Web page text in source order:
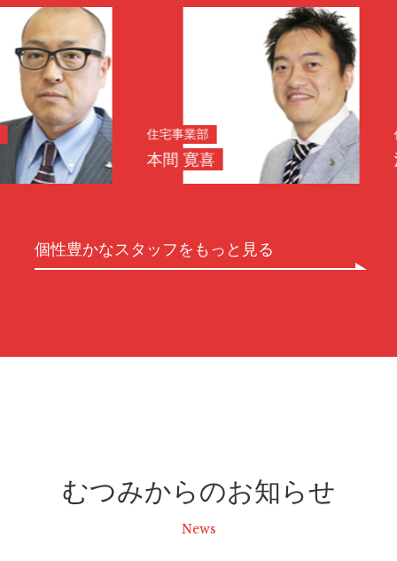
住宅事業部
本間 寛喜
住宅事業
浅野 正
個性豊かなスタッフをもっと見る
むつみからのお知らせ
News